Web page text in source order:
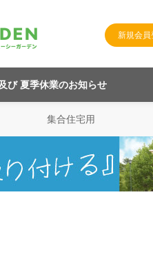
新規会員
び 夏季休業のお知らせ
集合住宅用